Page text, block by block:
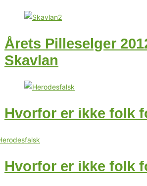
Årets Pilleselger
Skavlan
Hvorfor er ikke folk
Hvorfor er ikke folk